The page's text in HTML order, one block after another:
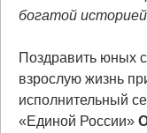
богатой
Поздравить юных
взрослую жизнь
исполнительный
«Единой России»